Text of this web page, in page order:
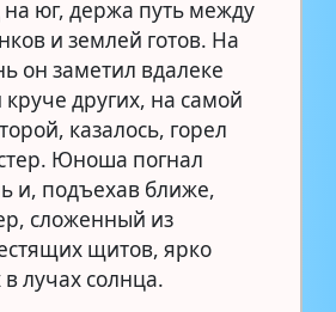
на юг, держа путь между
и землей готов. На
он заметил вдалеке
других, на самой
казалось, горел
Юноша погнал
и, подъехав ближе,
сложенный из
щитов, ярко
лучах солнца.